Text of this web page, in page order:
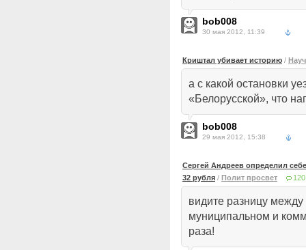
bob008
30 мая 2012, 11:39
Криштал убивает историю /
а с какой остановки
«Белорусской», что
bob008
29 мая 2012, 15:38
Сергей Андреев определил
32 рубля / Полит просвет 120
видите разницу
муниципальном и
раза!